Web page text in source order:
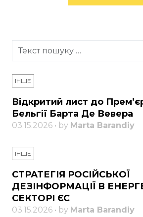
ІНШЕ
Відкритий лист до
Бельгії Барта Де Вевера
03.15.2026 • by Marta Barandiy
ІНШЕ
СТРАТЕГІЯ РОСІЙСЬКОЇ
ДЕЗІНФОРМАЦІЇ В
СЕКТОРІ ЄС
03.15.2026 • by Marta Barandiy